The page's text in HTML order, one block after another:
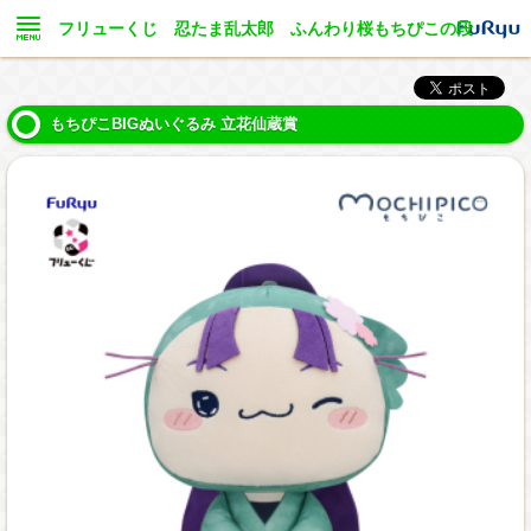
フリューくじ 忍たま乱太郎 ふんわり桜もちぴこの段
もちぴこBIGぬいぐるみ 立花仙蔵賞